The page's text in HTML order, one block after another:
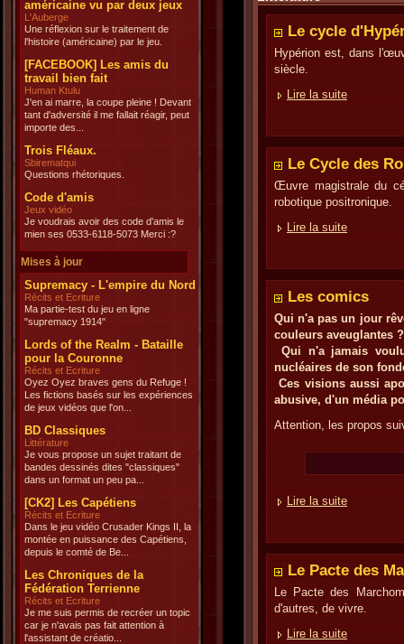
américaine vu par deux jeux
L'Auberge
Une réflexion sur le traitement de
l'histoire (américaine) par le jeu.
[FACEBOOK] Les amis du
travail bien fait
Human Ktulu
J'en ai marre, la coupe pleine ! Devant
tant d'adversité il me fallait réagir, peut
importe des...
Trois Fléaux.
Sbirematqui
Questions rhétoriques.
Code d'amis
Jeux vidéo
Je voudrais avoir des code d'amis le
mien ses 0533-6118-5073 Merci :?
Mises à jour
Supremacy - L'empire du Nord
Récits et Ecriture
Ma partie-test du jeu en ligne
"supremacy 1914"
Lords of the Realm - Bataille
pour la Couronne
Récits et Ecriture
Oyez Oyez braves gens du Refuge !
Les fictions basés sur les expériences
de jeux vidéos que l'on...
BD Classiques
Littérature
Je vous propose un sujet traitant de
bandes dessinés dites "classiques"
dans un format un peu pa...
[CK2] Les Capétiens
Récits et Ecriture
Dans le jeu vidéo Crusader Kings II, la
montée en puissance des Capétiens,
depuis le comté de Be...
Les Chroniques de la
Fédération Terrienne
Récits et Ecriture
Je me suis permis de recréer un topic
car je n'avais pas fait attention à
l'assistant de créatio...
Le cycle
Hypérion est, dans
siècle.
Lire la suite
Le Cycle des
Œuvre magistrale du
robotique positronique.
Lire la suite
Les comics
Qui n'a pas un jour
couleurs aveuglantes ?
Qui n'a jamais
nucléaires de son
Ces visions aussi
abusive, d'un média
Attention, les propos
Lire la suite
Le Pacte des
Le Pacte des
d'autres, de vivre.
Lire la suite